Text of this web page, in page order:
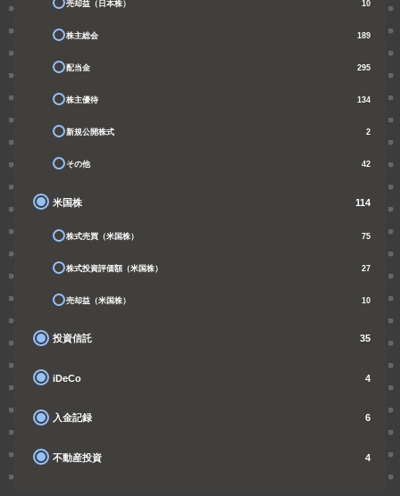
売却益（日本株） 10
株主総会 189
配当金 295
株主優待 134
新規公開株式 2
その他 42
米国株 114
株式売買（米国株） 75
株式投資評価額（米国株） 27
売却益（米国株） 10
投資信託 35
iDeCo 4
入金記録 6
不動産投資 4